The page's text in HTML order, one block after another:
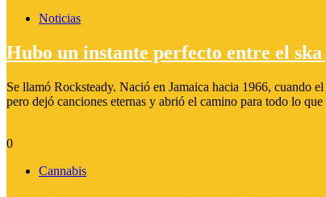
Noticias
Hubo un instante perfecto entre el ska
Se llamó Rocksteady. Nació en Jamaica hacia 1966, cuando
pero dejó canciones eternas y abrió el camino para todo lo
0
Cannabis